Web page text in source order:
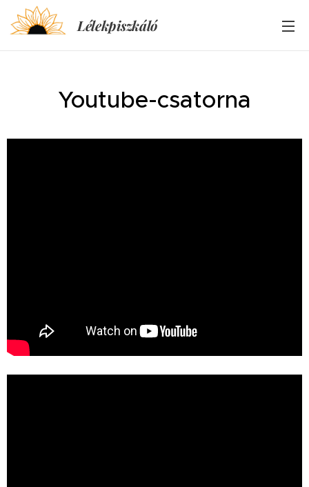
Lélekpiszkáló
Youtube-csatorna